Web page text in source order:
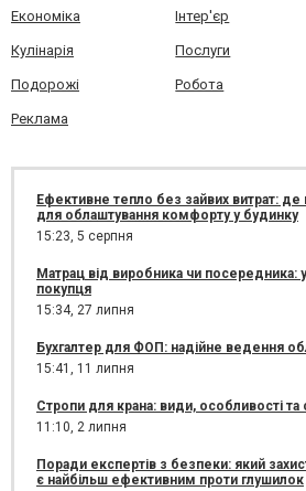
Економіка Інтер'єр
Кулінарія Послуги
Подорожі Робота
Реклама
Ефективне тепло без зайвих витрат: де
для облаштування комфорту у будинку
15:23, 5 серпня
Матрац від виробника чи посередника:
покупця
15:34, 27 липня
Бухгалтер для ФОП: надійне ведення
15:41, 11 липня
Стропи для крана: види, особливості
11:10, 2 липня
Поради експертів з безпеки: який
є найбільш ефективним проти глушилок